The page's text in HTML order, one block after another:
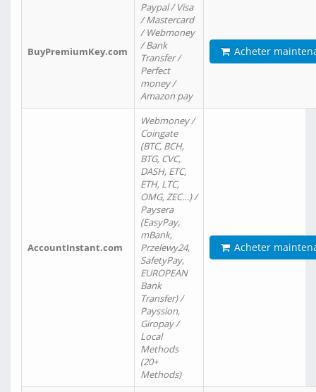
BuyPremiumKey.com
Paypal / Visa
/ Mastercard
/ Webmoney
/ Bank
Transfer /
Perfect
money /
Amazon pay
Acheter
AccountInstant.com
Webmoney /
Coingate
(BTC, BCH,
BTG, CVC,
DASH, ETC,
ETH, LTC,
OMG, ZEC…) /
Paysera
(EasyPay,
mBank,
Przelewy24,
SafetyPay,
EUROPEAN
Bank
Transfer) /
Payssion,
Giropay /
Local
Methods
(20+
Methods)
Acheter